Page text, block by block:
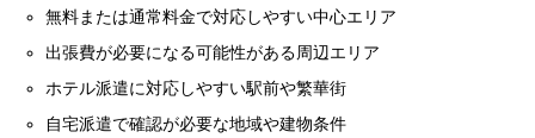
無料または通常料金で対応しやすい中心エリア
出張費が必要になる可能性がある周辺エリア
ホテル派遣に対応しやすい駅前や繁華街
自宅派遣で確認が必要な地域や建物条件